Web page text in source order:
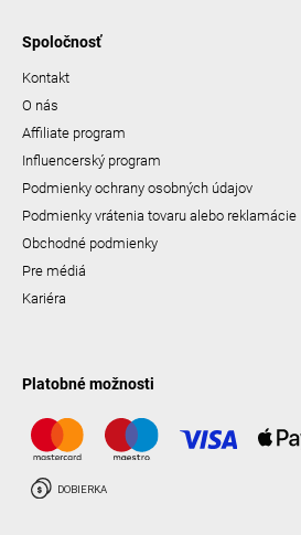
Spoločnosť
Kontakt
O nás
Affiliate program
Influencerský program
Podmienky ochrany osobných údajov
Podmienky vrátenia tovaru alebo reklamácie
Obchodné podmienky
Pre médiá
Kariéra
Platobné možnosti